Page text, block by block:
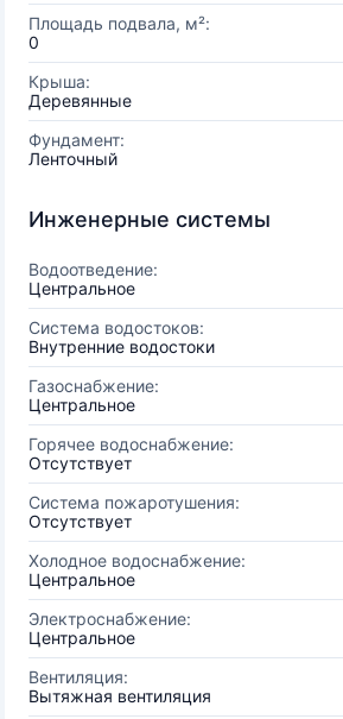
Площадь подвала, м²:
0
Крыша:
Деревянные
Фундамент:
Ленточный
Инженерные системы
Водоотведение:
Центральное
Система водостоков:
Внутренние водостоки
Газоснабжение:
Центральное
Горячее водоснабжение:
Отсутствует
Система пожаротушения:
Отсутствует
Холодное водоснабжение:
Центральное
Электроснабжение:
Центральное
Вентиляция:
Вытяжная вентиляция